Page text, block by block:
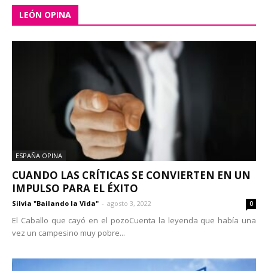
LEÓN OPINA
ESPAÑA OPINA
CUANDO LAS CRÍTICAS SE CONVIERTEN EN UN
IMPULSO PARA EL ÉXITO
Silvia "Bailando la Vida" - agosto 3, 2022 0
El Caballo que cayó en el pozoCuenta la leyenda que había una
vez un campesino muy pobre...